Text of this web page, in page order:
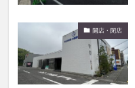
開店・閉店